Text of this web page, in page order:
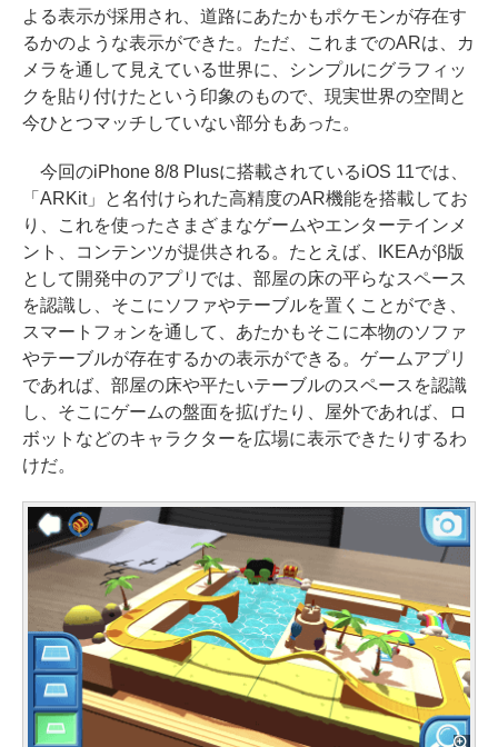
よる表示が採用され、道路にあたかもポケモンが存在す
るかのような表示ができた。ただ、これまでのARは、カ
メラを通して見えている世界に、シンプルにグラフィッ
クを貼り付けたという印象のもので、現実世界の空間と
今ひとつマッチしていない部分もあった。
今回のiPhone 8/8 Plusに搭載されているiOS 11では、
「ARKit」と名付けられた高精度のAR機能を搭載してお
り、これを使ったさまざまなゲームやエンターテインメ
ント、コンテンツが提供される。たとえば、IKEAがβ版
として開発中のアプリでは、部屋の床の平らなスペース
を認識し、そこにソファやテーブルを置くことができ、
スマートフォンを通して、あたかもそこに本物のソファ
やテーブルが存在するかの表示ができる。ゲームアプリ
であれば、部屋の床や平たいテーブルのスペースを認識
し、そこにゲームの盤面を拡げたり、屋外であれば、ロ
ボットなどのキャラクターを広場に表示できたりするわ
けだ。